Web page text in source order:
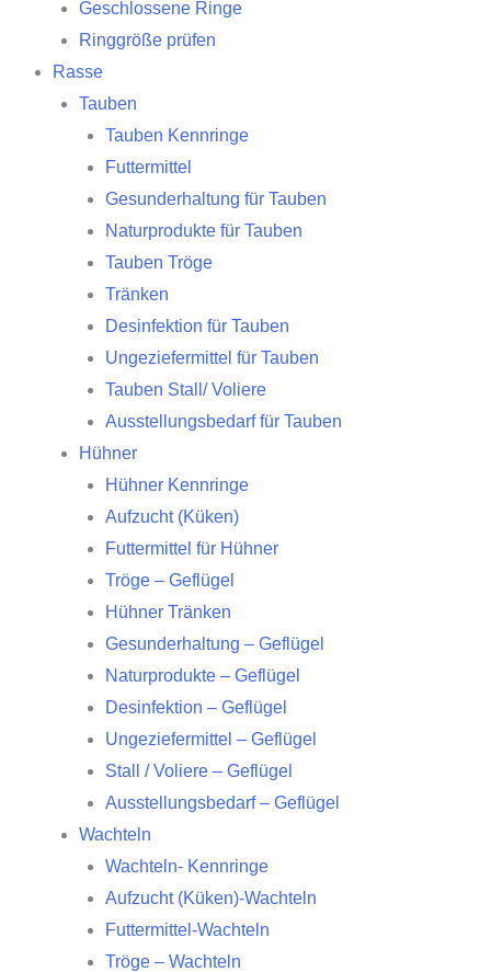
Geschlossene Ringe
Ringgröße prüfen
Rasse
Tauben
Tauben Kennringe
Futtermittel
Gesunderhaltung für Tauben
Naturprodukte für Tauben
Tauben Tröge
Tränken
Desinfektion für Tauben
Ungeziefermittel für Tauben
Tauben Stall/ Voliere
Ausstellungsbedarf für Tauben
Hühner
Hühner Kennringe
Aufzucht (Küken)
Futtermittel für Hühner
Tröge – Geflügel
Hühner Tränken
Gesunderhaltung – Geflügel
Naturprodukte – Geflügel
Desinfektion – Geflügel
Ungeziefermittel – Geflügel
Stall / Voliere – Geflügel
Ausstellungsbedarf – Geflügel
Wachteln
Wachteln- Kennringe
Aufzucht (Küken)-Wachteln
Futtermittel-Wachteln
Tröge – Wachteln